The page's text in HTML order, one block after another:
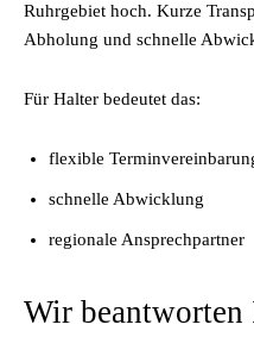
Ruhrgebiet hoch. Kurze
Abholung und schnelle
Für Halter bedeutet das:
flexible
schnelle Abwicklung
regionale Ansprechpartner
Wir beantworten